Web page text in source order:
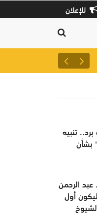
للإعلان
حريق في مخزنين
تنبيه
بشأن
الرحمن
أول